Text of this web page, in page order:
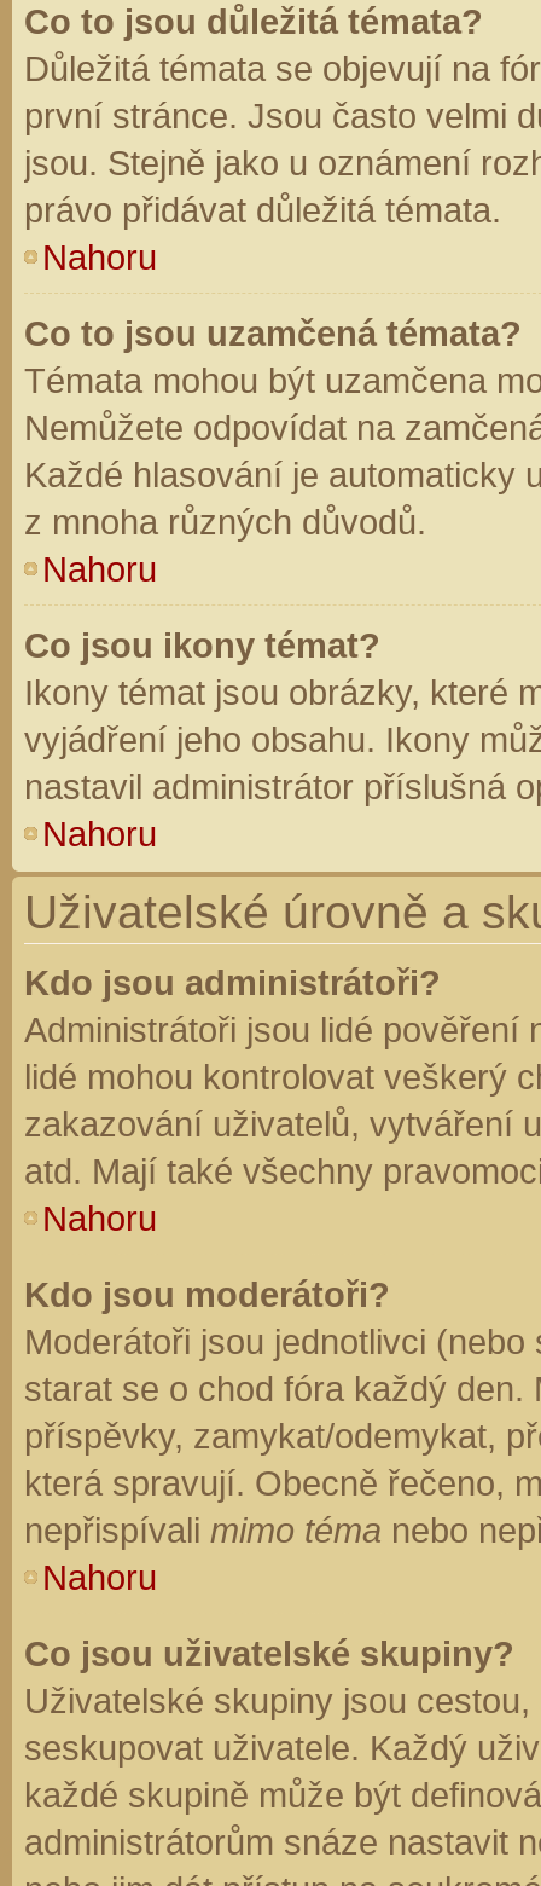
Co to jsou důležitá témata?
Důležitá témata se objevují na
první stránce. Jsou často velmi
jsou. Stejně jako u oznámení
právo přidávat důležitá témata.
Nahoru
Co to jsou uzamčená témata?
Témata mohou být uzamčena
Nemůžete odpovídat na
Každé hlasování je automaticky
z mnoha různých důvodů.
Nahoru
Co jsou ikony témat?
Ikony témat jsou obrázky, které
vyjádření jeho obsahu. Ikony
nastavil administrátor příslušná
Nahoru
Uživatelské úrovně a
Kdo jsou administrátoři?
Administrátoři jsou lidé pověření
lidé mohou kontrolovat veškerý
zakazování uživatelů, vytváření
atd. Mají také všechny
Nahoru
Kdo jsou moderátoři?
Moderátoři jsou jednotlivci
starat se o chod fóra každý
příspěvky, zamykat/odemykat,
která spravují. Obecně řečeno,
nepřispívali mimo téma nebo
Nahoru
Co jsou uživatelské skupiny?
Uživatelské skupiny jsou
seskupovat uživatele. Každý
každé skupině může být
administrátorům snáze nastavit